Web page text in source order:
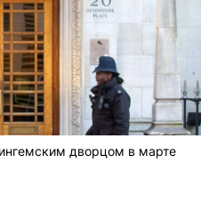
дворцом в марте